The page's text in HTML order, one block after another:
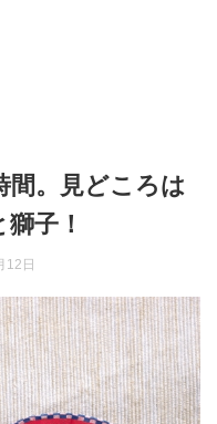
間。見どころは
子！
12日